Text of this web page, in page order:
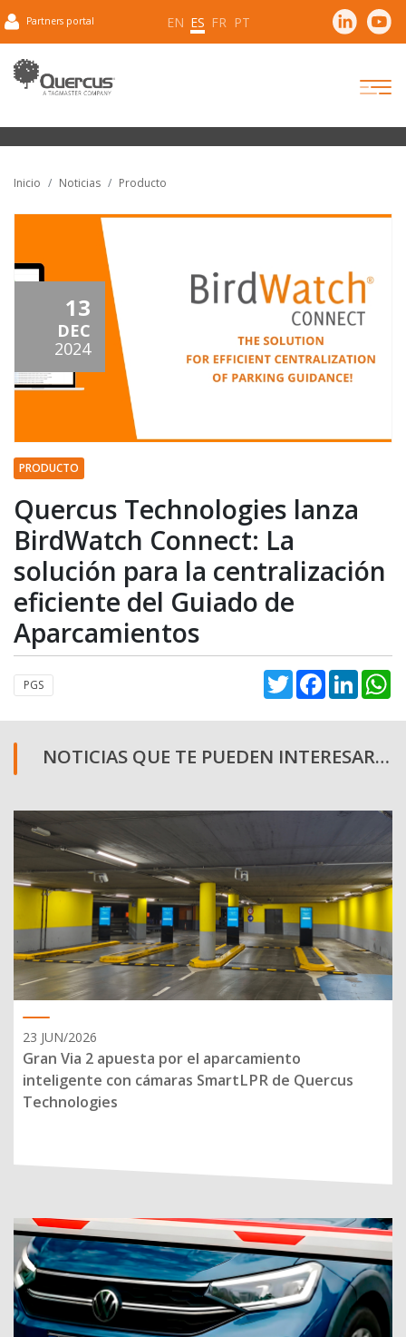
Partners portal EN ES FR PT
Inicio Noticias Producto
13
DEC
2024
PRODUCTO
Quercus Technologies lanza
BirdWatch Connect: La
solución para la centralización
eficiente del Guiado de
Aparcamientos
PGS TwitterFacebook
NOTICIAS QUE TE PUEDEN INTERESAR…
23 JUN/2026
Gran Via 2 apuesta por el aparcamiento
inteligente con cámaras SmartLPR de Quercus
Technologies